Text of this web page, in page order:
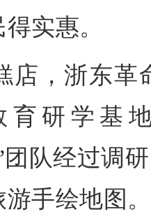
实惠。
店，浙东
育研学基
队经过调
手绘地图。